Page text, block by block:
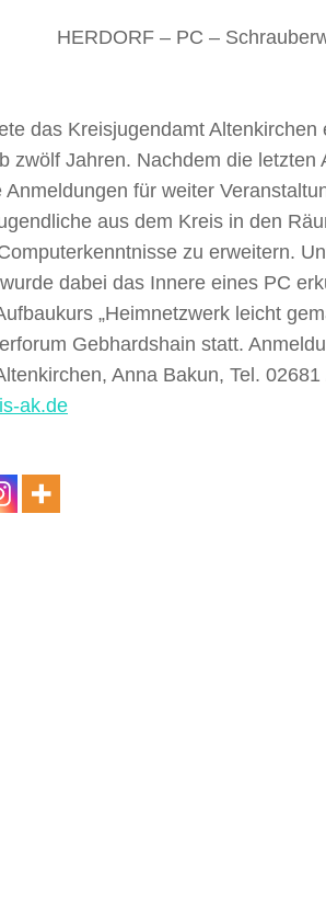
HERDORF – PC –
das Kreisjugendamt
zwölf Jahren. Nachdem die letzten
für weiter
aus dem Kreis in den
zu erweitern.
dabei das Innere eines PC
„Heimnetzwerk leicht
Gebhardshain statt.
Anna Bakun, Tel.
ak.de